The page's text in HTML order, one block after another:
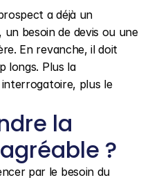
a déjà un
besoin de devis ou une
En revanche, il doit
longs. Plus la
plus le
la
?
par le besoin du